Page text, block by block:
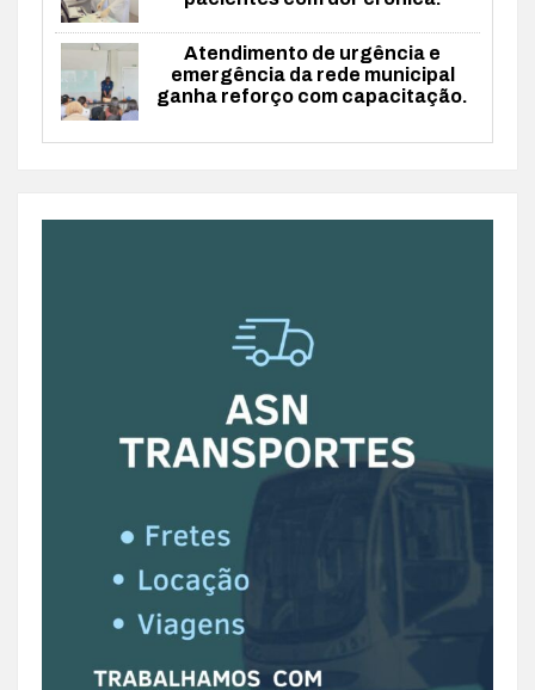
Atendimento de urgência e
emergência da rede municipal
ganha reforço com capacitação.